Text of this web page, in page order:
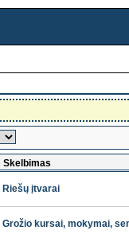
Skelbimas
Riešų įtvarai
Grožio kursai, mokymai,